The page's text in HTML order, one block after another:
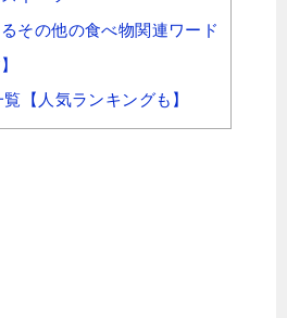
その他の食べ物関連ワード
【人気ランキングも】